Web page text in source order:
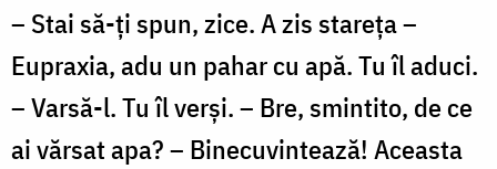
– Stai să-ți spun, zice. A zis stareța –
Eupraxia, adu un pahar cu apă. Tu îl aduci.
– Varsă-l. Tu îl verși. – Bre, smintito, de ce
ai vărsat apa? – Binecuvintează! Aceasta